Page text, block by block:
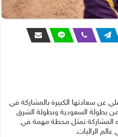
عن سعادتها الكبيرة بالمشاركة في
الأولى من بطولة السعودية وبطولة الشرق
المشاركة تمثل محطة مهمة في
الراليات.